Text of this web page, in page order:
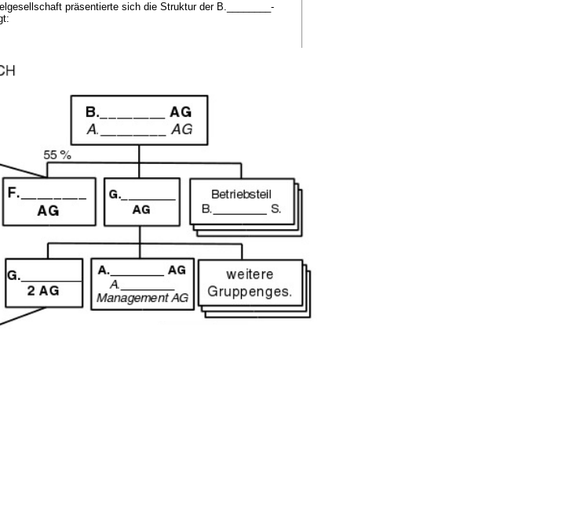
präsentierte sich die Struktur der B.________-